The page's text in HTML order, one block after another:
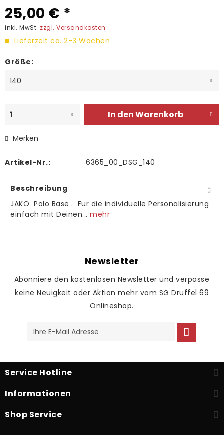
25,00 € *
inkl. MwSt. zzgl. Versandkosten
Lieferzeit ca. 2-3 Wochen
Größe:
In denWarenkorb
Merken
Artikel-Nr.: 6365_00_DSG_140
Beschreibung
JAKO Polo Base . Für die individuelle Personalisierung
einfach mit Deinen... mehr
Newsletter
Abonniere den kostenlosen Newsletter und verpasse
keine Neuigkeit oder Aktion mehr vom SG Druffel 69
Onlineshop.
Service Hotline
Informationen
Shop Service